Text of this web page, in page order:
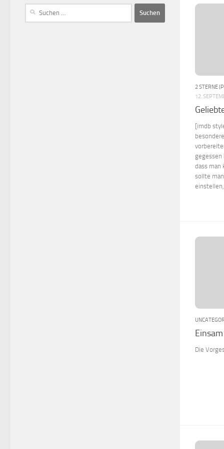
2 STERNE
12.
[imdb
gegessen
dass man
sollte
einstellen,
Die